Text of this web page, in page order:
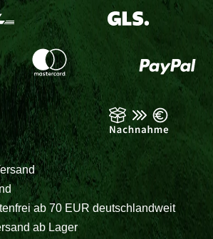
ab 70 EUR deutschlandweit
ab Lager